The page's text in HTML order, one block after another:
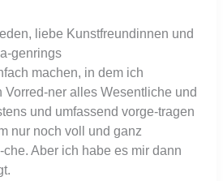
liebe Kunstfreundinnen und
genrings
machen, in dem ich
Vorred-ner alles Wesentliche und
und umfassend vorge-tragen
nur noch voll und ganz
Aber ich habe es mir dann